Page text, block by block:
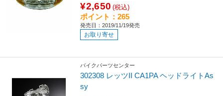
¥2,650 (税込)
ポイント：265
発売日：2019/11/19発売
お取り寄せ
バイクパーツセンター
302308 レッツII CA1PA ヘッドライトAs
sy